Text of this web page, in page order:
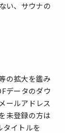
い、サウナの
の拡大を鑑み
データのダウ
ールアドレス
未登録の方は
イトルを